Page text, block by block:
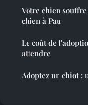
Votre chien
chien à Pau
Le coût de
attendre
Adoptez un chiot :